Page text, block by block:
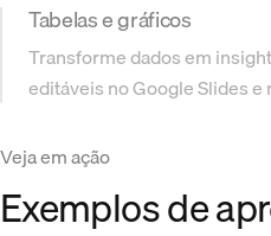
Tabelas e gráficos
Transforme dados em
editáveis no Google Slides
Veja em ação
Exemplos de